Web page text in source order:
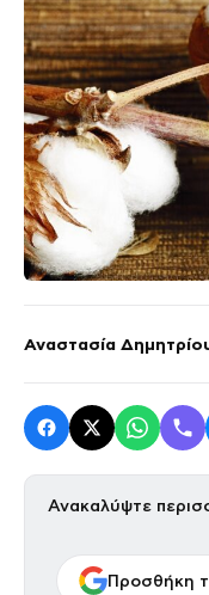
Αναστασία
Ανακαλύψτε
Προσθήκη